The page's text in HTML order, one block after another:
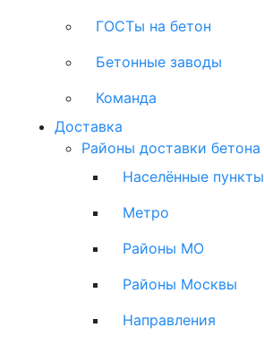
ГОСТы на бетон
Бетонные заводы
Команда
Доставка
Районы доставки бетона
Населённые пункты
Метро
Районы МО
Районы Москвы
Направления